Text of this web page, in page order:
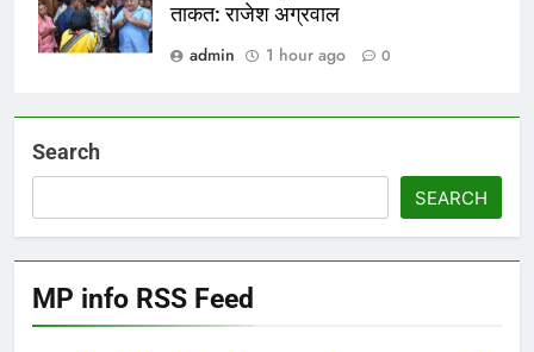
ताकत: राजेश अग्रवाल
admin
1 hour ago 0
Search
SEARCH
MP info RSS Feed